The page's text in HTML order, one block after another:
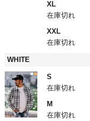
XL
在庫切れ
XXL
在庫切れ
WHITE
S
在庫切れ
M
在庫切れ